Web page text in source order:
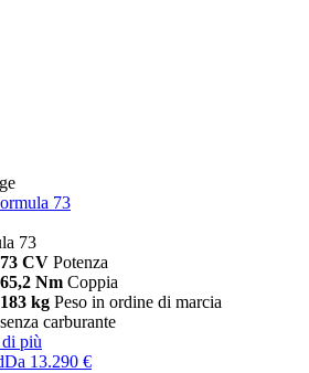
73
73
73 CV Potenza
65,2 Nm Coppia
183 kg Peso in ordine di marcia
senza carburante
più
Da 13.290 €